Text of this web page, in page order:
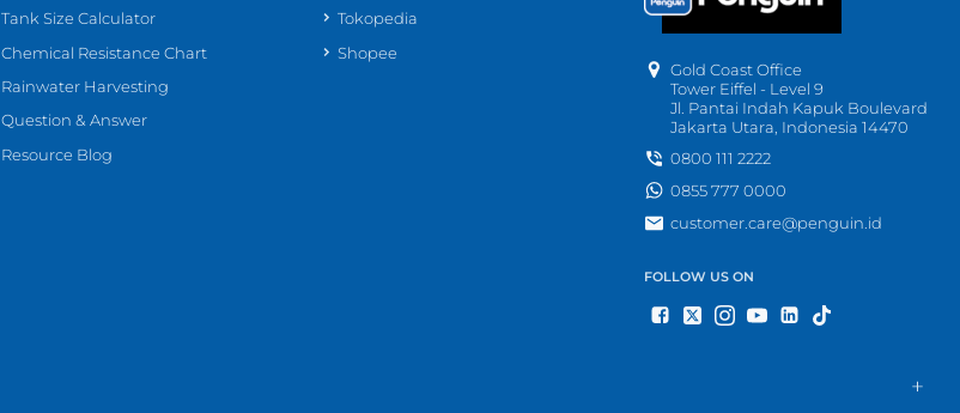
Tank Size Calculator
Chemical Resistance Chart
Rainwater Harvesting
Question & Answer
Resource Blog
Tokopedia
Shopee
Gold Coast Office
Tower Eiffel - Level 9
Jl. Pantai Indah Kapuk Boulevard
Jakarta Utara, Indonesia 14470
0800 111 2222
0855 777 0000
customer.care@penguin.id
FOLLOW US ON